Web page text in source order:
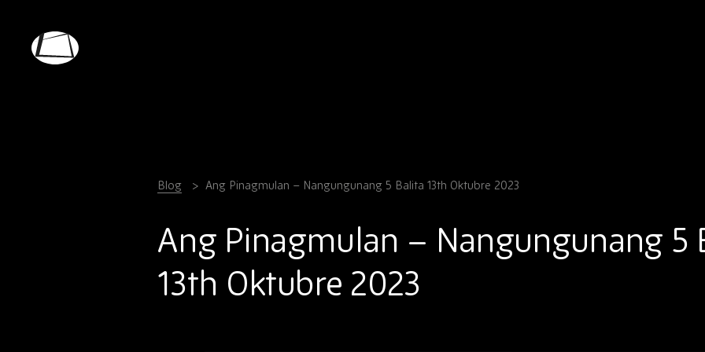
main
Blog Ang Pinagmulan – Nangungunang 5 Balita 13th Oktubre 2023
Ang Pinagmulan – Nangungunang 5
13th Oktubre 2023